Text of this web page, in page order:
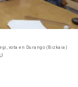
vota en Durango (Bizkaia)